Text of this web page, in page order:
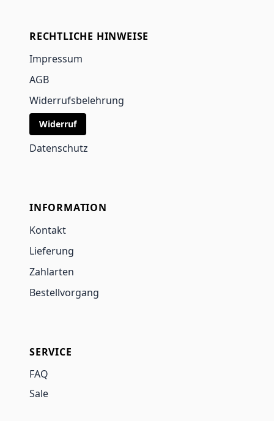
RECHTLICHE HINWEISE
Impressum
AGB
Widerrufsbelehrung
Widerruf
Datenschutz
INFORMATION
Kontakt
Lieferung
Zahlarten
Bestellvorgang
SERVICE
FAQ
Sale